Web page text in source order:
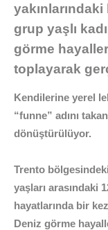
grup yaşlı
görme
toplayarak
Kendilerine yerel
“funne” adını
dönüştürülüyor.
Trento
yaşları arasındaki
hayatlarında bir
Deniz görme